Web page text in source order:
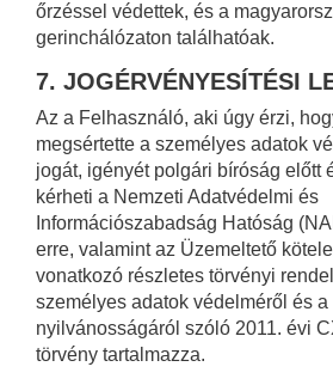
őrzéssel védettek, és a
gerinchálózaton találhatóak.
7. JOGÉRVÉNYESÍTÉSI
Az a Felhasználó, aki úgy érzi,
megsértette a személyes adatok
jogát, igényét polgári bíróság előtt
kérheti a Nemzeti Adatvédelmi és
Információszabadság Hatóság
erre, valamint az Üzemeltető
vonatkozó részletes törvényi
személyes adatok védelméről és
nyilvánosságáról szóló 2011. évi
törvény tartalmazza.